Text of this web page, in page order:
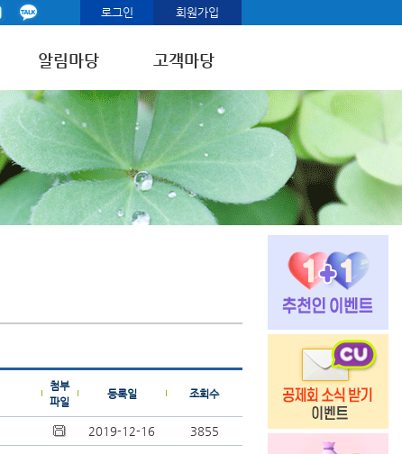
로그인 회원가입
알림마당 고객마당
첨부
파일
등록일 조회수
2019-12-16 3855